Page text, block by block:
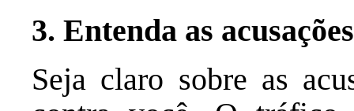
3. Entenda as
Seja claro sobre as